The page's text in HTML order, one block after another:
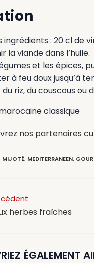
ingrédients : 20 cl de
la viande dans l’huile.
et les épices,
à feu doux jusqu’à
riz, du couscous ou
nos partenaires
, MIJOTÉ, MEDITERRANEEN,
herbes fraîches
ÉGALEMENT